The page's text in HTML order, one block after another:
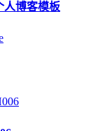
人博客模板